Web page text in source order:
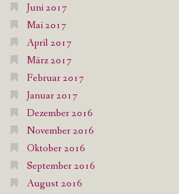
Juni 2017
Mai 2017
April 2017
März 2017
Februar 2017
Januar 2017
Dezember 2016
November 2016
Oktober 2016
September 2016
August 2016